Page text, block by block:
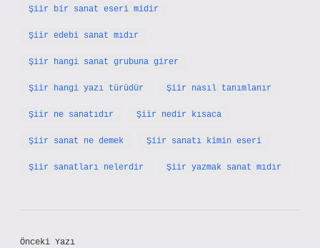
Şiir bir sanat eseri midir
Şiir edebi sanat mıdır
Şiir hangi sanat grubuna girer
Şiir hangi yazı türüdür Şiir nasıl tanımlanır
Şiir ne sanatıdır Şiir nedir kısaca
Şiir sanat ne demek Şiir sanatı kimin eseri
Şiir sanatları nelerdir Şiir yazmak sanat mıdır
Önceki Yazı